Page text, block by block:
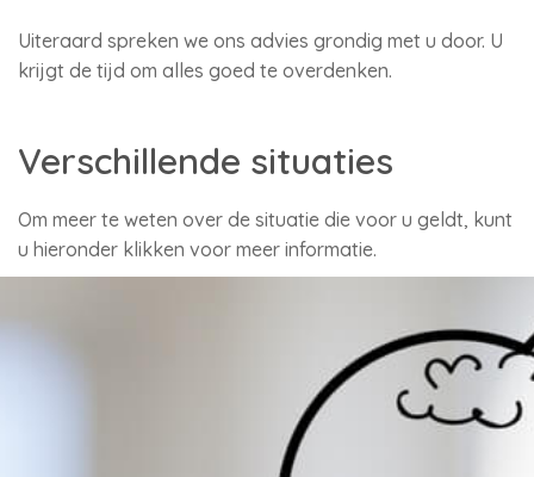
Uiteraard spreken we ons advies grondig met u door. U
krijgt de tijd om alles goed te overdenken.
Verschillende situaties
Om meer te weten over de situatie die voor u geldt, kunt
u hieronder klikken voor meer informatie.